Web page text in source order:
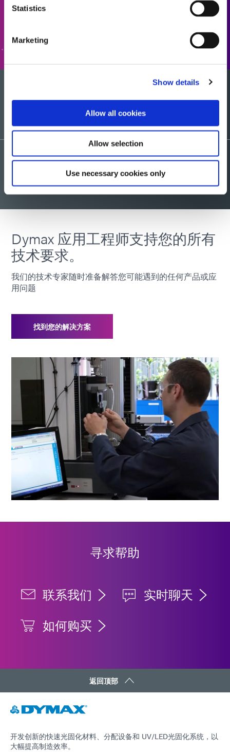
Statistics
Marketing
Show details
Allow all cookies
Allow selection
Use necessary cookies only
您想要一个样品吗？
Dymax 应用工程师支持您的所有
技术要求。
我们的技术专家随时准备解答您可能遇到的任何产品或应
用问题
找到您的解决方案
寻求帮助
联系我们
实时聊天
如何购买
返回顶部
开发创新的快速光固化材料、分配设备和 UV/LED光固化系统，以
大幅提高制造效率。